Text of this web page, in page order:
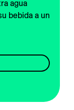
agua
bebida a un